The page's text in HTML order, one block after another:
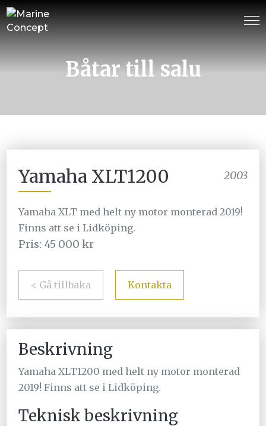
Båtar till salu
Yamaha XLT1200 2003
Yamaha XLT med helt ny motor monterad 2019!
Finns att se i Lidköping.
Pris: 45 000 kr
< Gå tillbaka Kontakta
Beskrivning
Yamaha XLT1200 med helt ny motor monterad
2019! Finns att se i Lidköping.
Teknisk beskrivning